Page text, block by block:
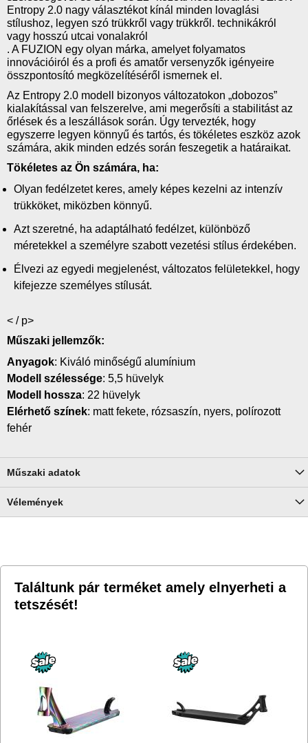
Entropy 2.0 nagy választékot kínál minden lovaglási
stílushoz, legyen szó trükkről vagy trükkről. technikákról
vagy hosszú utcai vonalakról
. A FUZION egy olyan márka, amelyet folyamatos
innovációiról és a profi és amatőr versenyzők igényeire
összpontosító megközelítéséről ismernek el.
Az Entropy 2.0 modell bizonyos változatokon „dobozos”
kialakítással van felszerelve, ami megerősíti a stabilitást az
őrlések és a leszállások során. Úgy tervezték, hogy
egyszerre legyen könnyű és tartós, és tökéletes eszköz azok
számára, akik minden edzés során feszegetik a határaikat.
Tökéletes az Ön számára, ha:
Olyan fedélzetet keres, amely képes kezelni az intenzív
trükköket, miközben könnyű.
Azt szeretné, ha adaptálható fedélzet, különböző
méretekkel a személyre szabott vezetési stílus érdekében.
Élvezi az egyedi megjelenést, változatos felületekkel, hogy
kifejezze személyes stílusát.
< / p>
Műszaki jellemzők:
Anyagok: Kiváló minőségű alumínium
Modell szélessége: 5,5 hüvelyk
Modell hossza: 22 hüvelyk
Elérhető színek: matt fekete, rózsaszín, nyers, polírozott
fehér
Műszaki adatok
Vélemények
Találtunk pár terméket amely elnyerheti a
tetszését!